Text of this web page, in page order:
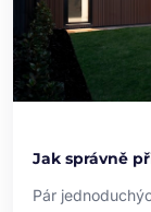
Jak správně
Pár